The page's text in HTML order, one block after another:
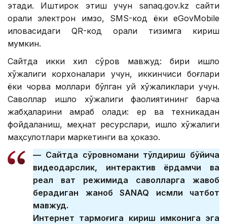
этади. Иштирок этиш учун sanaq.gov.kz сайти
орқали электрон имзо, SMS-код ёки eGovMobile
иловасидаги QR-код орқали тизимга кириш
мумкин.
Сайтда икки хил сўров мавжуд: бири қишлоқ
хўжалиги корхоналари учун, иккинчиси боғлари
ёки чорва моллари бўлган уй хўжаликлари учун.
Саволлар қишлоқ хўжалиги фаолиятининг барча
жабҳаларини қамраб олади: ер ва техникадан
фойдаланиш, меҳнат ресурслари, қишлоқ хўжалиги
маҳсулотлари маркетинги ва ҳоказо.
— Сайтда сўровномани тўлдириш бўйича
видеодарслик, интерактив ёрдамчи ва
реал вақт режимида саволларга жавоб
берадиган жаноб SANAQ исмли чатбот
мавжуд.
Интернет тармоғига кириш имконига эга